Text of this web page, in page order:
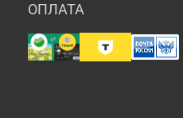
ОПЛАТА